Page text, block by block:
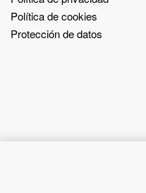
Política de cookies
Protección de datos